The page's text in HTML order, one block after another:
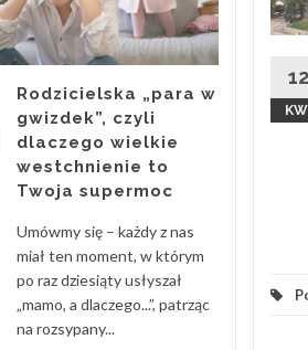
Rodzicielska „para w
gwizdek”, czyli
dlaczego wielkie
westchnienie to
Twoja supermoc
Umówmy się – każdy z nas
miał ten moment, w którym
po raz dziesiąty usłyszał
„mamo, a dlaczego...”, patrząc
na rozsypany...
12
KWI